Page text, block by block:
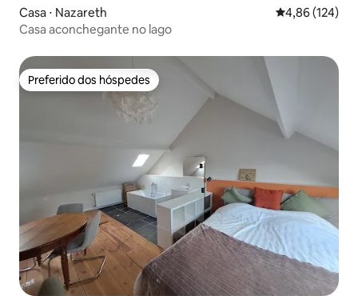
Casa ⋅ Nazareth 4,86 de uma
4,86 (124)
Casa aconchegante no lago
Preferido dos hóspedes
Preferido dos hóspedes